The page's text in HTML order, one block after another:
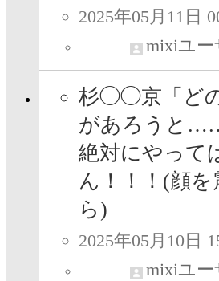
2025年05月11日
mixiユー
杉◯◯京「ど
があろうと
絶対にやって
ん！！！(顔
ら)
2025年05月10日
mixiユー